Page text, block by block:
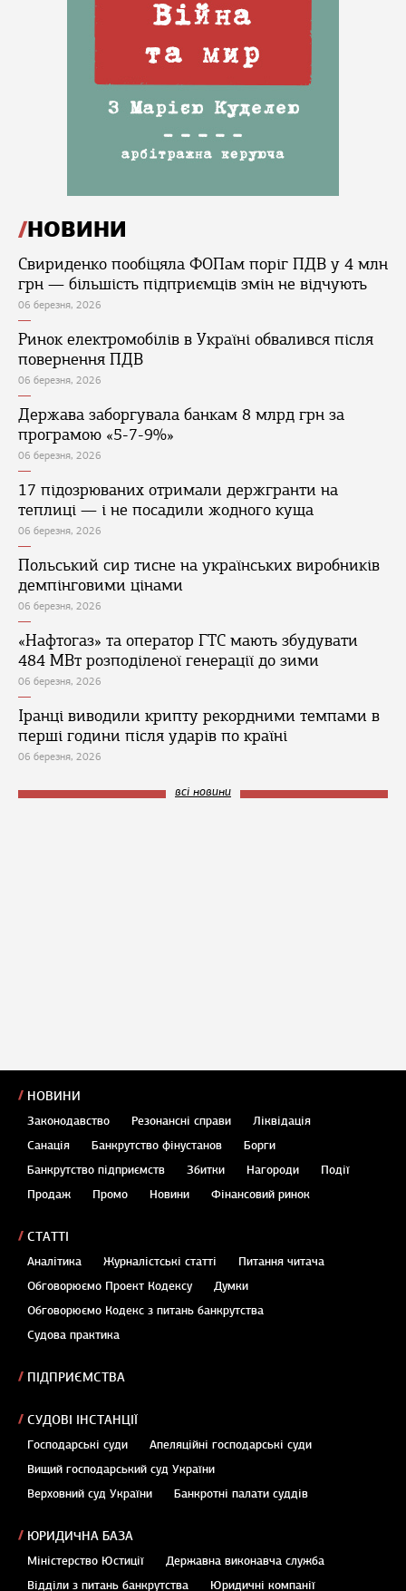
НОВИНИ
Свириденко пообіцяла ФОПам поріг ПДВ у 4 млн
грн — більшість підприємців змін не відчують
06 березня, 2026
Ринок електромобілів в Україні обвалився після
повернення ПДВ
06 березня, 2026
Держава заборгувала банкам 8 млрд грн за
програмою «5-7-9%»
06 березня, 2026
17 підозрюваних отримали держгранти на
теплиці — і не посадили жодного куща
06 березня, 2026
Польський сир тисне на українських виробників
демпінговими цінами
06 березня, 2026
«Нафтогаз» та оператор ГТС мають збудувати
484 МВт розподіленої генерації до зими
06 березня, 2026
Іранці виводили крипту рекордними темпами в
перші години після ударів по країні
06 березня, 2026
всі новини
НОВИНИ
Законодавство Резонансні справи
Ліквідація
Санація
Банкрутство фінустанов
Борги
Банкрутство підприємств
Збитки Нагороди
Події
Продаж
Промо Новини Фінансовий ринок
СТАТТІ
Аналітика Журналістські статті
Питання читача
Обговорюємо Проект Кодексу
Думки
Обговорюємо Кодекс з питань банкрутства
Судова практика
ПІДПРИЄМСТВА
СУДОВІ ІНСТАНЦІЇ
Господарські суди
Апеляційні господарські суди
Вищий господарський суд України
Верховний суд України
Банкротні палати суддів
ЮРИДИЧНА БАЗА
Міністерство Юстиції
Державна виконавча служба
Відділи з питань банкрутства
Юридичні компанії